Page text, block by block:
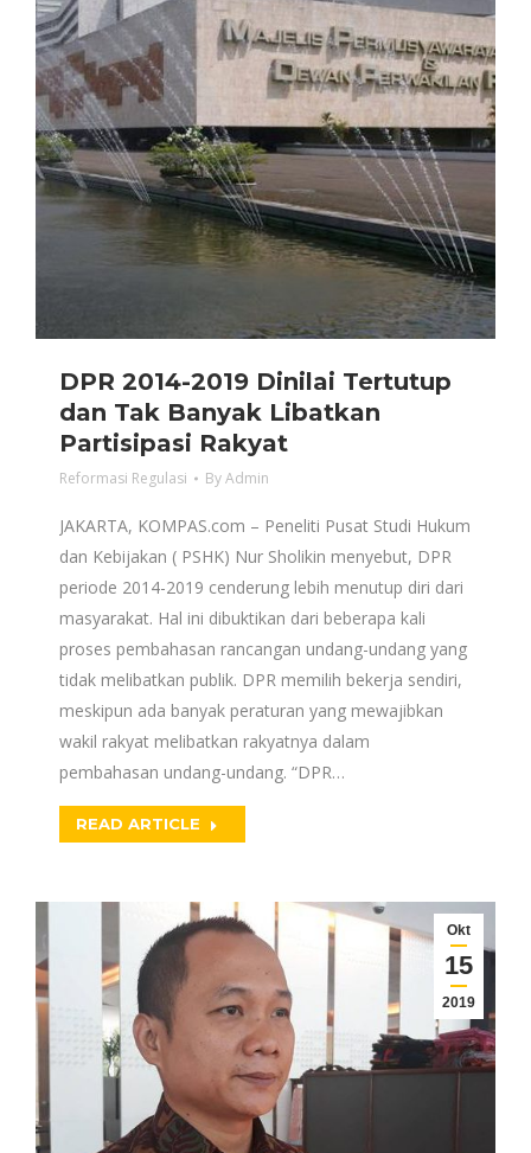
DPR 2014-2019 Dinilai Tertutup
dan Tak Banyak Libatkan
Partisipasi Rakyat
Reformasi Regulasi ByAdmin
JAKARTA, KOMPAS.com – Peneliti Pusat Studi Hukum
dan Kebijakan ( PSHK) Nur Sholikin menyebut, DPR
periode 2014-2019 cenderung lebih menutup diri dari
masyarakat. Hal ini dibuktikan dari beberapa kali
proses pembahasan rancangan undang-undang yang
tidak melibatkan publik. DPR memilih bekerja sendiri,
meskipun ada banyak peraturan yang mewajibkan
wakil rakyat melibatkan rakyatnya dalam
pembahasan undang-undang. “DPR…
READ ARTICLE
Okt
15
2019